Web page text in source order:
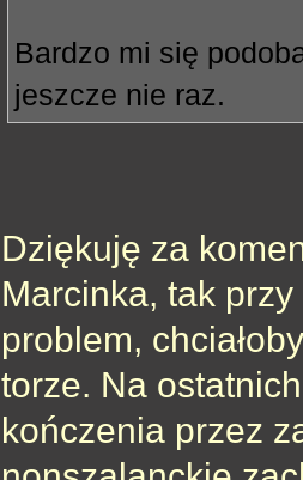
Bardzo mi się
jeszcze nie raz.
Dziękuję za
Marcinka, tak
problem,
torze. Na
kończenia przez